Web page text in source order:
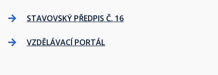
STAVOVSKÝ PŘEDPIS Č. 16
VZDĚLÁVACÍ PORTÁL